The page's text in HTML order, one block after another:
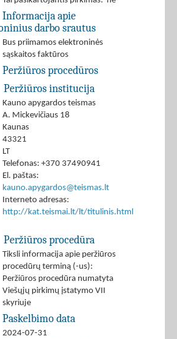
Informacija apie
darbo srautus
Bus priimamos elektroninės
sąskaitos faktūros
Peržiūros procedūros
Peržiūros institucija
Kauno apygardos teismas
A. Mickevičiaus 18
Kaunas
43321
LT
Telefonas: +370 37490941
El. paštas:
kauno.apygardos@teismas.lt
Interneto adresas:
http://kat.teismai.lt/lt/titulinis.html
Peržiūros procedūra
Tiksli informacija apie peržiūros
procedūrų terminą (-us):
Peržiūros procedūra numatyta
Viešųjų pirkimų įstatymo VII
skyriuje
Paskelbimo data
2024-07-31